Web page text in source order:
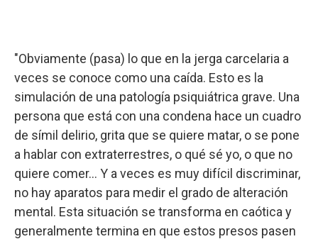
"Obviamente (pasa) lo que en la jerga carcelaria a
veces se conoce como una caída. Esto es la
simulación de una patología psiquiátrica grave. Una
persona que está con una condena hace un cuadro
de símil delirio, grita que se quiere matar, o se pone
a hablar con extraterrestres, o qué sé yo, o que no
quiere comer… Y a veces es muy difícil discriminar,
no hay aparatos para medir el grado de alteración
mental. Esta situación se transforma en caótica y
generalmente termina en que estos presos pasen